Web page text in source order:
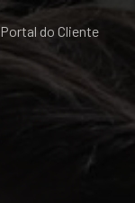
Portal do Cliente